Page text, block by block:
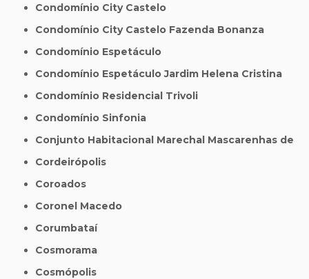
Condomínio City Castelo
Condomínio City Castelo Fazenda Bonanza
Condomínio Espetáculo
Condomínio Espetáculo Jardim Helena Cristina
Condomínio Residencial Trivoli
Condomínio Sinfonia
Conjunto Habitacional Marechal Mascarenhas de
Cordeirópolis
Coroados
Coronel Macedo
Corumbataí
Cosmorama
Cosmópolis